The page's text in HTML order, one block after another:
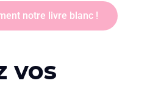
notre livre blanc !
vos